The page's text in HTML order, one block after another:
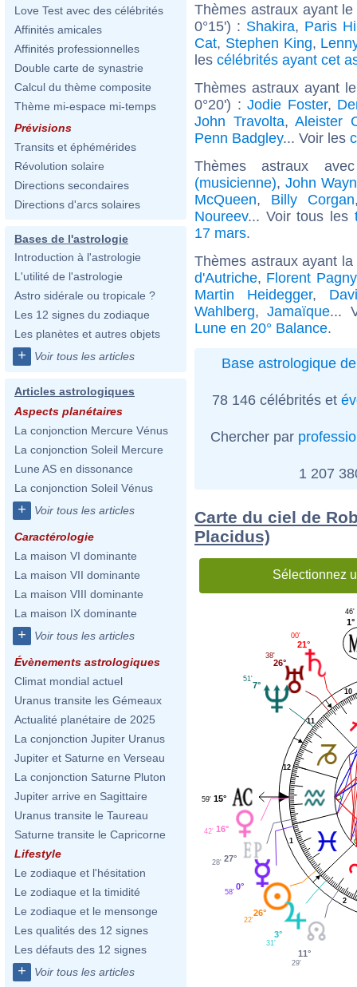
Love Test avec des célébrités
Affinités amicales
Affinités professionnelles
Double carte de synastrie
Calcul du thème composite
Thème mi-espace mi-temps
Prévisions
Transits et éphémérides
Révolution solaire
Directions secondaires
Directions d'arcs solaires
Bases de l'astrologie
Introduction à l'astrologie
L'utilité de l'astrologie
Astro sidérale ou tropicale ?
Les 12 signes du zodiaque
Les planètes et autres objets
+ Voir tous les articles
Articles astrologiques
Aspects planétaires
La conjonction Mercure Vénus
La conjonction Soleil Mercure
Lune AS en dissonance
La conjonction Soleil Vénus
+ Voir tous les articles
Caractérologie
La maison VI dominante
La maison VII dominante
La maison VIII dominante
La maison IX dominante
+ Voir tous les articles
Évènements astrologiques
Climat mondial actuel
Uranus transite les Gémeaux
Actualité planétaire de 2025
La conjonction Jupiter Uranus
Jupiter et Saturne en Verseau
La conjonction Saturne Pluton
Jupiter arrive en Sagittaire
Uranus transite le Taureau
Saturne transite le Capricorne
Lifestyle
Le zodiaque et l'hésitation
Le zodiaque et la timidité
Le zodiaque et le mensonge
Les qualités des 12 signes
Les défauts des 12 signes
+ Voir tous les articles
Thèmes astraux ayant
0°15') : Shakira, Paris
Cat, Stephen King,
les célébrités ayant cet
Thèmes astraux ayant
0°20') :Jodie Foster,
John Travolta,Aleister
Penn Badgley... Voir les
Thèmes astraux
(musicienne), John
McQueen, Billy Corgan
Noureev... Voir tous les
17 mars.
Thèmes astraux ayant
d'Autriche, Florent Pagny
Martin Heidegger,
Wahlberg,Jamaïque...
Lune en 20° Balance.
Base astrologique
78 146 célébrités et
Chercher par
1 207
Carte du ciel de
Placidus)
Sélectionnez
1
2
10
11
12
1°
46'
21°
00'
26°
38'
7°
51'
15°
59'
16°
42'
27°
28'
0°
58'
26°
22'
3°
31'
11°
29'